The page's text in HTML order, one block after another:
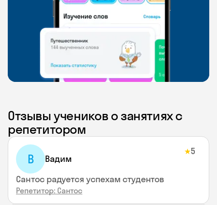
Отзывы учеников о занятиях с
репетитором
В Вадим
★5
Сантос радуется успехам студентов
Репетитор: Сантос